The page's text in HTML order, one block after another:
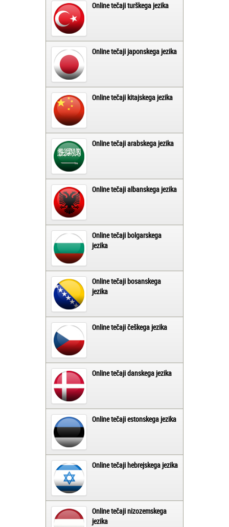
Online tečaji turškega jezika
Online tečaji japonskega jezika
Online tečaji kitajskega jezika
Online tečaji arabskega jezika
Online tečaji albanskega jezika
Online tečaji bolgarskega
jezika
Online tečaji bosanskega
jezika
Online tečaji češkega jezika
Online tečaji danskega jezika
Online tečaji estonskega jezika
Online tečaji hebrejskega jezika
Online tečaji nizozemskega
jezika